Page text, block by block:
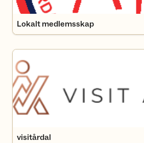
Lokalt medlemsskap
visitårdal
visitårdal